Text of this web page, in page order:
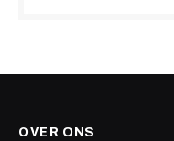
OVER ONS